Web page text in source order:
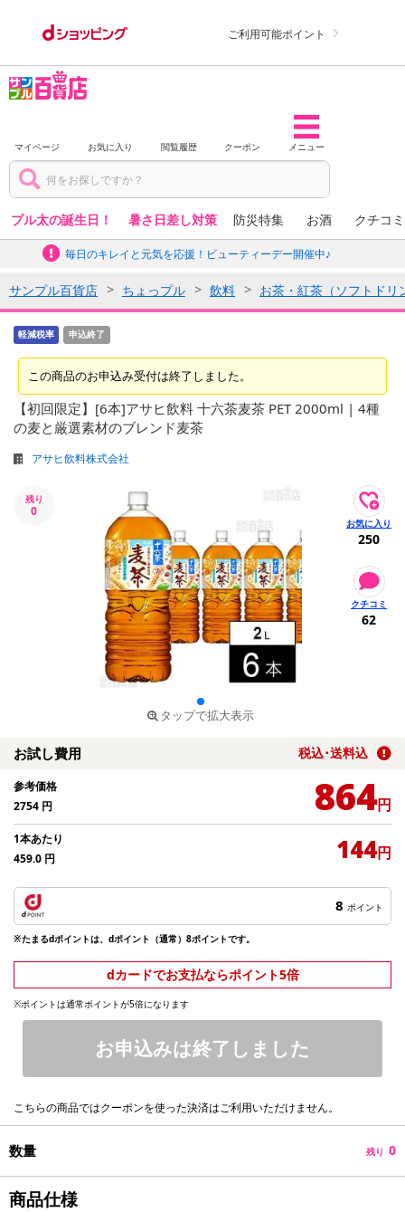
ご利用可能ポイント
マイページ お気に入り 閲覧履歴 クーポン メニュー
プル太の誕生日！ 暑さ日差し対策 防災特集 お酒 クチコ
毎日のキレイと元気を応援！ビューティーデー開催中♪
サンプル百貨店 ちょっプル 飲料 お茶・紅茶（ソフトドリ
軽減税率 申込終了
この商品のお申込み受付は終了しました。
【初回限定】[6本]アサヒ飲料 十六茶麦茶 PET 2000ml | 4種
の麦と厳選素材のブレンド麦茶
アサヒ飲料株式会社
残り
0
タップで拡大表示
250
62
お試し費用 税込･送料込
参考価格
2754 円 864円
1本あたり
459.0 円 144円
8 ポイント
※たまるdポイントは、dポイント（通常）8ポイントです。
dカードでお支払ならポイント5倍
※ポイントは通常ポイントが5倍になります
お申込みは終了しました
こちらの商品ではクーポンを使った決済はご利用いただけません。
数量 残り 0
商品仕様